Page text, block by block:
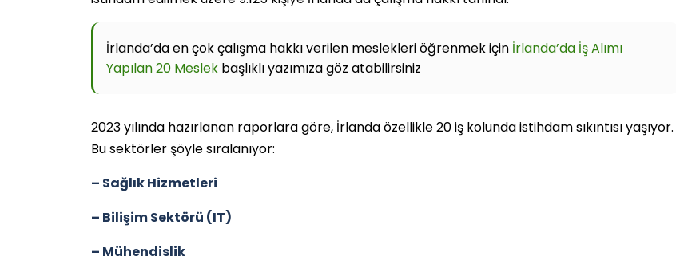
İrlanda’da en çok çalışma hakkı verilen meslekleri öğrenmek için İrlanda’da İş Alımı
Yapılan 20 Meslek başlıklı yazımıza göz atabilirsiniz
2023 yılında hazırlanan raporlara göre, İrlanda özellikle 20 iş kolunda istihdam sıkıntısı yaşıyor.
Bu sektörler şöyle sıralanıyor:
– Sağlık Hizmetleri
– Bilişim Sektörü (IT)
– Mühendislik
1..2..3.. Perde! Karşınızda
Tiyatro Topluluğu;